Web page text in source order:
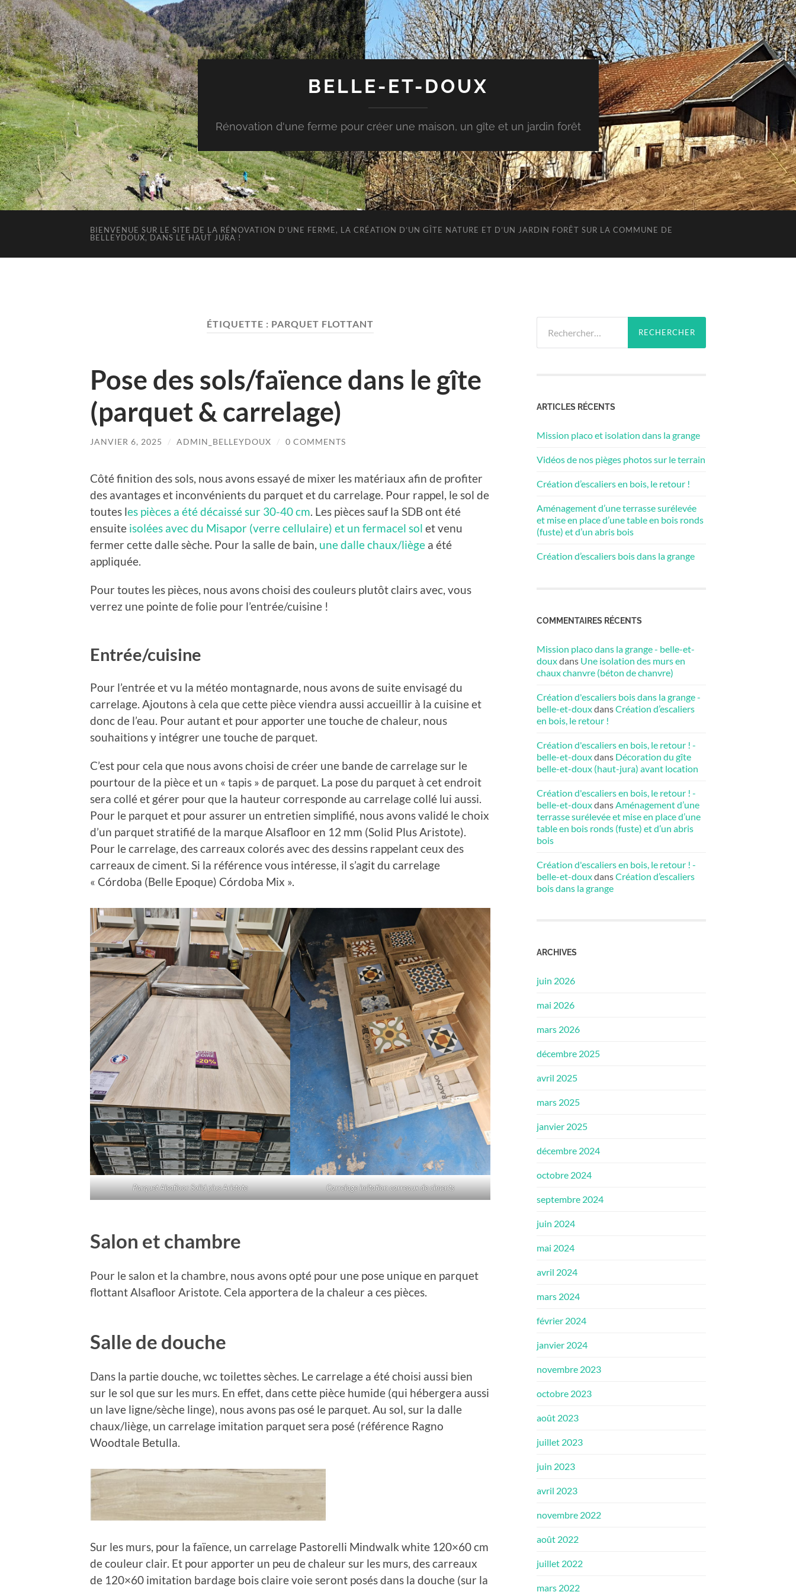
BELLE-ET-DOUX
Rénovation d'une ferme pour créer une maison, un gîte et un jardin forêt
BIENVENUE SUR LE SITE DE LA RÉNOVATION D’UNE FERME, LA CRÉATION D’UN GÎTE NATURE ET D’UN JARDIN FORÊT SUR LA COMMUNE DE
BELLEYDOUX, DANS LE HAUT JURA !
ÉTIQUETTE : PARQUET FLOTTANT
Pose des sols/faïence dans le gîte
(parquet & carrelage)
JANVIER 6, 2025 / ADMIN_BELLEYDOUX / 0 COMMENTS
Côté finition des sols, nous avons essayé de mixer les matériaux afin de profiter
des avantages et inconvénients du parquet et du carrelage. Pour rappel, le sol de
toutes les pièces a été décaissé sur 30-40 cm. Les pièces sauf la SDB ont été
ensuite isolées avec du Misapor (verre cellulaire) et un fermacel sol et venu
fermer cette dalle sèche. Pour la salle de bain, une dalle chaux/liège a été
appliquée.
Pour toutes les pièces, nous avons choisi des couleurs plutôt clairs avec, vous
verrez une pointe de folie pour l’entrée/cuisine !
Entrée/cuisine
Pour l’entrée et vu la météo montagnarde, nous avons de suite envisagé du
carrelage. Ajoutons à cela que cette pièce viendra aussi accueillir à la cuisine et
donc de l’eau. Pour autant et pour apporter une touche de chaleur, nous
souhaitions y intégrer une touche de parquet.
C’est pour cela que nous avons choisi de créer une bande de carrelage sur le
pourtour de la pièce et un « tapis » de parquet. La pose du parquet à cet endroit
sera collé et gérer pour que la hauteur corresponde au carrelage collé lui aussi.
Pour le parquet et pour assurer un entretien simplifié, nous avons validé le choix
d’un parquet stratifié de la marque Alsafloor en 12 mm (Solid Plus Aristote).
Pour le carrelage, des carreaux colorés avec des dessins rappelant ceux des
carreaux de ciment. Si la référence vous intéresse, il s’agit du carrelage
« Córdoba (Belle Epoque) Córdoba Mix ».
Parquet Alsafloor Solid plus Aristote Carrelage imitation carreaux de ciments
Salon et chambre
Pour le salon et la chambre, nous avons opté pour une pose unique en parquet
flottant Alsafloor Aristote. Cela apportera de la chaleur a ces pièces.
Salle de douche
Dans la partie douche, wc toilettes sèches. Le carrelage a été choisi aussi bien
sur le sol que sur les murs. En effet, dans cette pièce humide (qui hébergera aussi
un lave ligne/sèche linge), nous avons pas osé le parquet. Au sol, sur la dalle
chaux/liège, un carrelage imitation parquet sera posé (référence Ragno
Woodtale Betulla.
Sur les murs, pour la faïence, un carrelage Pastorelli Mindwalk white 120×60 cm
de couleur clair. Et pour apporter un peu de chaleur sur les murs, des carreaux
de 120×60 imitation bardage bois claire voie seront posés dans la douche (sur la
ARTICLES RÉCENTS
Mission placo et isolation dans la grange
Vidéos de nos pièges photos sur le terrain
Création d’escaliers en bois, le retour !
Aménagement d’une terrasse surélevée
et mise en place d’une table en bois ronds
(fuste) et d’un abris bois
Création d’escaliers bois dans la grange
COMMENTAIRES RÉCENTS
Mission placo dans la grange - belle-et-
douxdans Une isolation des murs en
chaux chanvre (béton de chanvre)
Création d'escaliers bois dans la grange -
belle-et-douxdansCréation d’escaliers
en bois, le retour !
Création d'escaliers en bois, le retour ! -
belle-et-douxdans Décoration du gîte
belle-et-doux (haut-jura) avant location
Création d'escaliers en bois, le retour ! -
belle-et-douxdans Aménagement d’une
terrasse surélevée et mise en place d’une
table en bois ronds (fuste) et d’un abris
bois
Création d'escaliers en bois, le retour ! -
belle-et-douxdansCréation d’escaliers
bois dans la grange
ARCHIVES
juin 2026
mai 2026
mars 2026
décembre 2025
avril 2025
mars 2025
janvier 2025
décembre 2024
octobre 2024
septembre 2024
juin 2024
mai 2024
avril 2024
mars 2024
février 2024
janvier 2024
novembre 2023
octobre 2023
août 2023
juillet 2023
juin 2023
avril 2023
novembre 2022
août 2022
juillet 2022
mars 2022